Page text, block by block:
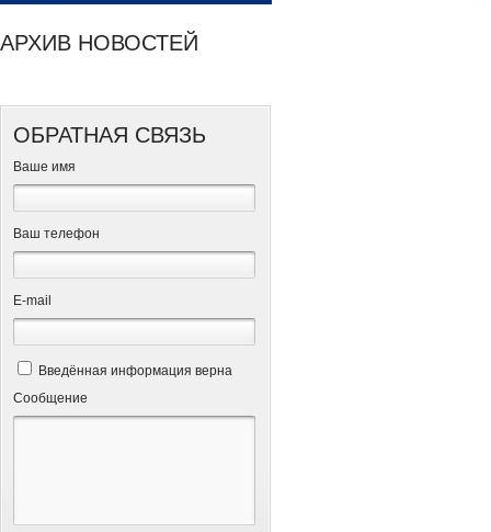
АРХИВ НОВОСТЕЙ
ОБРАТНАЯ СВЯЗЬ
Ваше имя
Ваш телефон
Е-mail
Введённая информация верна
Сообщение